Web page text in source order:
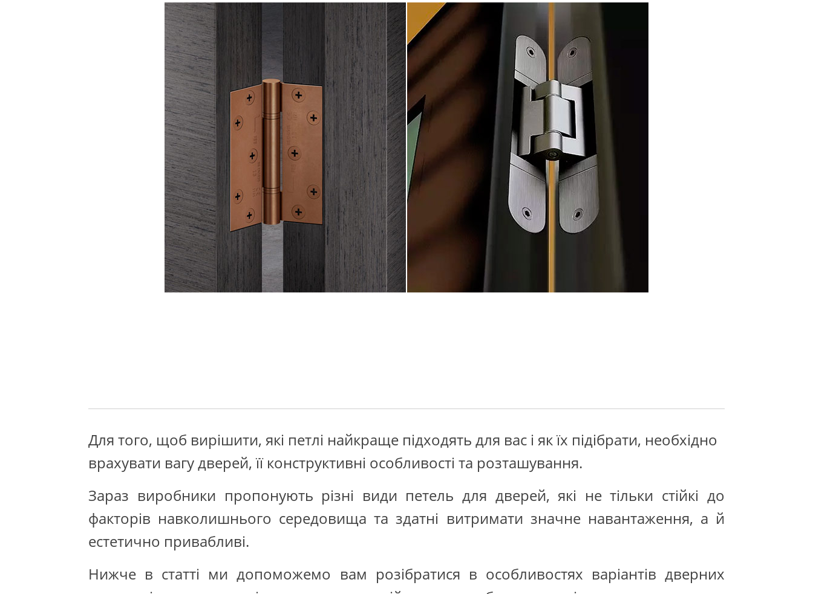
Для того, щоб вирішити, які петлі найкраще підходять для вас і як їх підібрати, необхідно
врахувати вагу дверей, її конструктивні особливості та розташування.
Зараз виробники пропонують різні види петель для дверей, які не тільки стійкі до
факторів навколишнього середовища та здатні витримати значне навантаження, а й
естетично привабливі.
Нижче в статті ми допоможемо вам розібратися в особливостях варіантів дверних